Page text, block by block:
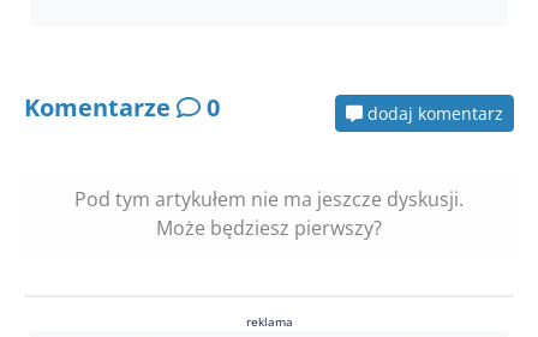
Komentarze 0 dodaj komentarz
Pod tym artykułem nie ma jeszcze dyskusji.
Może będziesz pierwszy?
reklama